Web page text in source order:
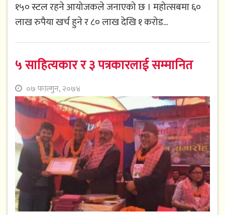
१५० स्टल रहने आयोजकले जनाएको छ । महोत्सबमा ६०
लाख रुपैया खर्च हुने र ८० लाख देखि १ करोड...
५ साहित्यकार र ३ पत्रकारलाई सम्मानित
०७ फाल्गुन, २०७४